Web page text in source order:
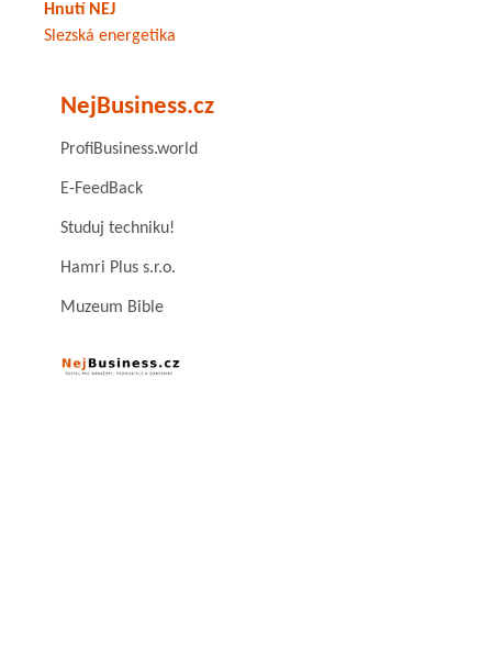
Hnutí NEJ
Slezská energetika
NejBusiness.cz
ProfiBusiness.world
E-FeedBack
Studuj techniku!
Hamri Plus s.r.o.
Muzeum Bible